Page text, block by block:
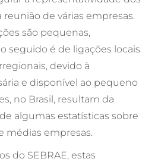
de várias empresas.
são pequenas,
seguido é de ligações locais
devido à
e disponível ao pequeno
no Brasil, resultam da
algumas estatísticas sobre
médias empresas.
do SEBRAE, estas